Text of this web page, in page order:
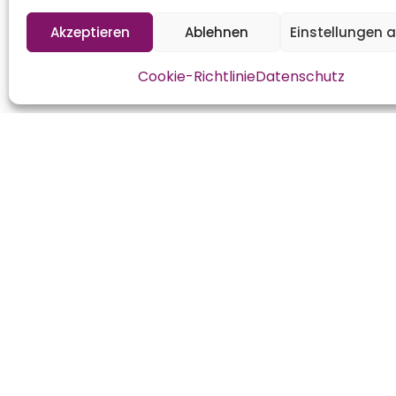
Akzeptieren Ablehnen Einstellungen
Cookie-RichtlinieDatenschutz